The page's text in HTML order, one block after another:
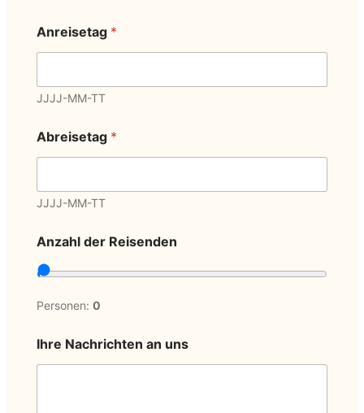
Anreisetag *
JJJJ-MM-TT
Abreisetag *
JJJJ-MM-TT
Anzahl der Reisenden
Personen: 0
Ihre Nachrichten an uns